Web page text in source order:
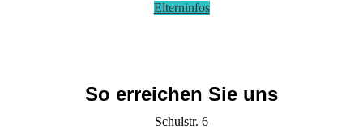
Elterninfos
So erreichen Sie uns
Schulstr. 6